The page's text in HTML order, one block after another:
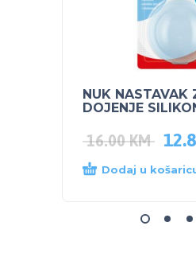
NUK NASTAVAK
DOJENJE
16.00KM
Dodaj u